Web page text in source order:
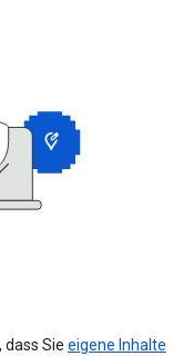
dass Sie eigene Inhalte